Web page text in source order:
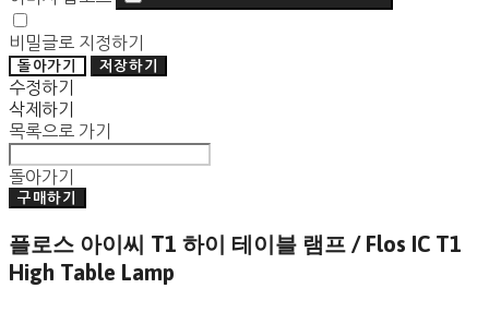
비밀글로 지정하기
돌아가기 저장하기
수정하기
삭제하기
목록으로 가기
돌아가기
구매하기
플로스 아이씨 T1 하이 테이블 램프 / Flos IC T1
High Table Lamp